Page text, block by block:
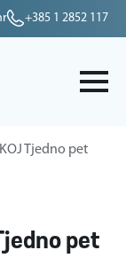
+385 1 2852 117
Tjedno pet
pet